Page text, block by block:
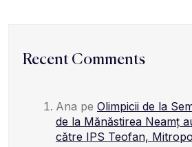
Recent Comments
Ana pe Olimpicii de la
de la Mănăstirea Neamț
către IPS Teofan,